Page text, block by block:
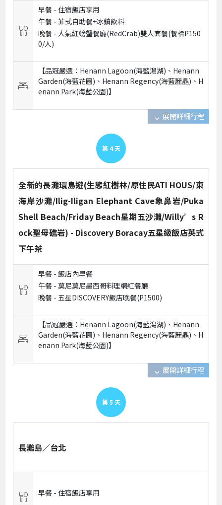
早餐 - 住宿飯店享用
午餐 -菲式自助餐+冰鎮飲料
晚餐 -人氣紅螃蟹餐廳(RedCrab)雙人套餐(餐標P150
0/人)
【品冠嚴選：Henann Lagoon(海藍潟湖)、Henann
Garden(海藍花園)、Henann Regency(海藍麗晶)、H
enann Park(海藍公園)】
expand_more 展開詳細行程
第 4 天
全新的長灘環島遊(生態紅樹林/原住民ATI HOUS/東
海岸沙灘/Ilig-Iligan Elephant Cave象鼻岩/Puka
Shell Beach/Friday Beach星期五沙灘/Willy’s R
ock聖母礁岩) - Discovery Boracay五星級飯店英式
下午茶
早餐 -飯店內早餐
午餐 -莫尼莫尼墨西哥料理網紅餐廳
晚餐 -五星DISCOVERY飯店晚餐(P1500)
【品冠嚴選：Henann Lagoon(海藍潟湖)、Henann
Garden(海藍花園)、Henann Regency(海藍麗晶)、H
enann Park(海藍公園)】
expand_more 展開詳細行程
第 5 天
長灘島／台北
早餐 - 住宿飯店享用